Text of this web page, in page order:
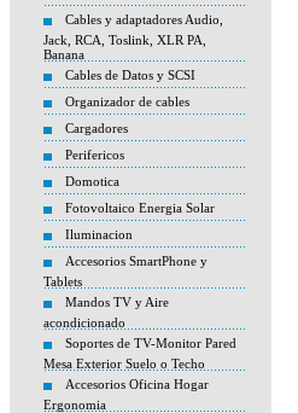
Cables y adaptadores Audio,
Jack, RCA, Toslink, XLR PA,
Banana
Cables de Datos y SCSI
Organizador de cables
Cargadores
Perifericos
Domotica
Fotovoltaico Energia Solar
Iluminacion
Accesorios SmartPhone y
Tablets
Mandos TV y Aire
acondicionado
Soportes de TV-Monitor Pared
Mesa Exterior Suelo o Techo
Accesorios Oficina Hogar
Ergonomia